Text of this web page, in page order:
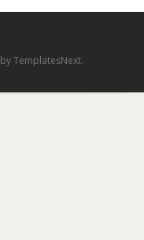
by TemplatesNext.